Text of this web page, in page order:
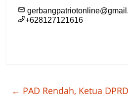
← PAD Rendah, Ketua